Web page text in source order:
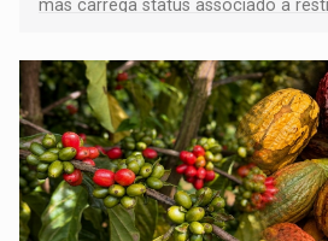
mas carrega status associado a